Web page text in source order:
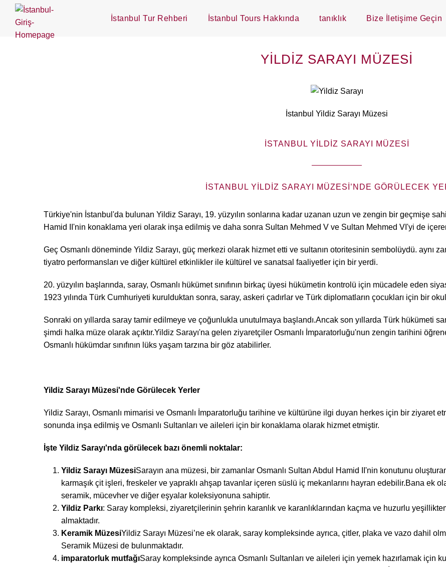
İstanbul Tur Rehberi İstanbul Tours Hakkında tanıklık Bize İletişime Geçin
YILDIZ SARAYI MÜZESI
İstanbul Yildiz Sarayı Müzesi
İSTANBUL YILDIZ SARAYI MÜZESI
İSTANBUL YILDIZ SARAYI MÜZESI’NDE GÖRÜLECEK
Türkiye'nin İstanbul'da bulunan Yildiz Sarayı, 19. yüzyılın sonlarına kadar uzanan uzun ve zengin bir geçmişe
Hamid II'nin konaklama yeri olarak inşa edilmiş ve daha sonra Sultan Mehmed V ve Sultan Mehmed VI'yi de
Geç Osmanlı döneminde Yildiz Sarayı, güç merkezi olarak hizmet etti ve sultanın otoritesinin sembolüydü. aynı
tiyatro performansları ve diğer kültürel etkinlikler ile kültürel ve sanatsal faaliyetler için bir yerdi.
20. yüzyılın başlarında, saray, Osmanlı hükümet sınıfının birkaç üyesi hükümetin kontrolü için mücadele eden
1923 yılında Türk Cumhuriyeti kurulduktan sonra, saray, askeri çadırlar ve Türk diplomatların çocukları için bir
Sonraki on yıllarda saray tamir edilmeye ve çoğunlukla unutulmaya başlandı.Ancak son yıllarda Türk hükümeti
şimdi halka müze olarak açıktır.Yildiz Sarayı'na gelen ziyaretçiler Osmanlı İmparatorluğu'nun zengin tarihini
Osmanlı hükümdar sınıfının lüks yaşam tarzına bir göz atabilirler.
Yildiz Sarayı Müzesi'nde Görülecek Yerler
Yildiz Sarayı, Osmanlı mimarisi ve Osmanlı İmparatorluğu tarihine ve kültürüne ilgi duyan herkes için bir ziyaret
sonunda inşa edilmiş ve Osmanlı Sultanları ve aileleri için bir konaklama olarak hizmet etmiştir.
İşte Yildiz Sarayı'nda görülecek bazı önemli noktalar:
Yildiz Sarayı MüzesiSarayın ana müzesi, bir zamanlar Osmanlı Sultan Abdul Hamid II'nin konutunu
karmaşık çit işleri, freskeler ve yapraklı ahşap tavanlar içeren süslü iç mekanlarını hayran edebilir.Bana ek
seramik, mücevher ve diğer eşyalar koleksiyonuna sahiptir.
Yildiz Parkı: Saray kompleksi, ziyaretçilerinin şehrin karanlık ve karanlıklarından kaçma ve huzurlu
almaktadır.
Keramik MüzesiYildiz Sarayı Müzesi’ne ek olarak, saray kompleksinde ayrıca, çitler, plaka ve vazo dahil
Seramik Müzesi de bulunmaktadır.
imparatorluk mutfağıSaray kompleksinde ayrıca Osmanlı Sultanları ve aileleri için yemek hazırlamak için